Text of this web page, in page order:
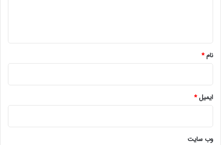
نام*
ایمیل*
وب‌ سایت